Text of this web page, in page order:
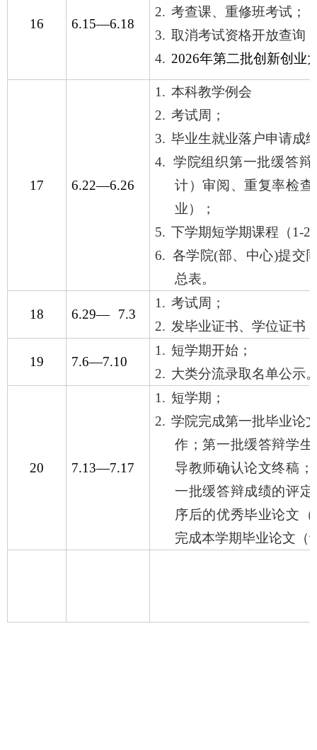
16 6.15—6.18
2. 考查课、重修班考试；
3. 取消考试资格开放查询
4. 2026年第二批创新创业
17 6.22—6.26
1. 本科教学例会
2. 考试周；
3. 毕业生就业落户申请成
4. 学院组织第一批缓答
计）审阅、重复率检
业）；
5. 下学期短学期课程（1-2
6. 各学院(部、中心)提交
总表。
18 6.29— 7.3
1. 考试周；
2. 发毕业证书、学位证书
19 7.6—7.10
1. 短学期开始；
2. 大类分流录取名单公示
20 7.13—7.17
1. 短学期；
2. 学院完成第一批毕业论
作；第一批缓答辩学
导教师确认论文终稿
一批缓答辩成绩的评
序后的优秀毕业论文
完成本学期毕业论文（